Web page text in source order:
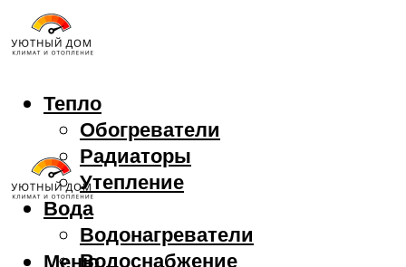
Тепло
Обогреватели
Радиаторы
Утепление
Вода
Водонагреватели
Водоснабжение
Меню